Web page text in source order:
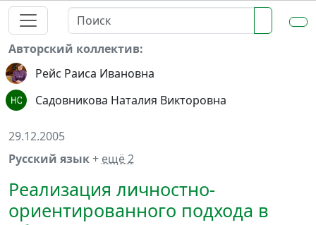
Авторский коллектив:
Рейс Раиса Ивановна
Садовникова Наталия Викторовна
29.12.2005
Русский язык+ ещё 2
Реализация личностно-
ориентированного подхода в